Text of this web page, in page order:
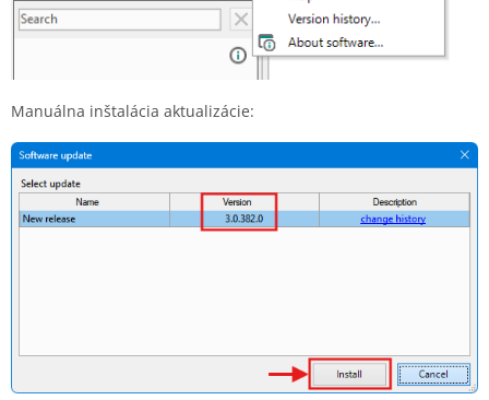
Manuálna inštalácia aktualizácie: